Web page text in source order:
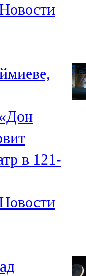
Новости
в 121-
Новости